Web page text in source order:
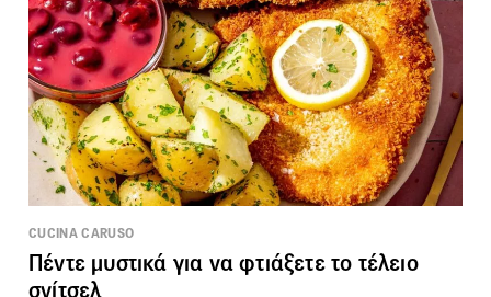
CUCINA CARUSO
Πέντε μυστικά για να φτιάξετε το τέλειο
σνίτσελ